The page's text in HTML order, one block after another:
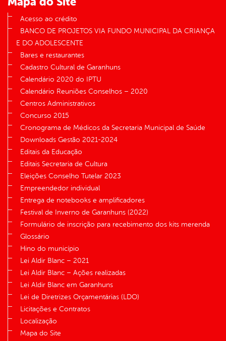
Acesso ao crédito
BANCO DE PROJETOS VIA FUNDO MUNICIPAL DA CRIANÇA
E DO ADOLESCENTE
Bares e restaurantes
Cadastro Cultural de Garanhuns
Calendário 2020 do IPTU
Calendário Reuniões Conselhos – 2020
Centros Administrativos
Concurso 2015
Cronograma de Médicos da Secretaria Municipal de Saúde
Downloads Gestão 2021-2024
Editais da Educação
Editais Secretaria de Cultura
Eleições Conselho Tutelar 2023
Empreendedor individual
Entrega de notebooks e amplificadores
Festival de Inverno de Garanhuns (2022)
Formulário de inscrição para recebimento dos kits merenda
Glossário
Hino do município
Lei Aldir Blanc – 2021
Lei Aldir Blanc – Ações realizadas
Lei Aldir Blanc em Garanhuns
Lei de Diretrizes Orçamentárias (LDO)
Licitações e Contratos
Localização
Mapa do Site